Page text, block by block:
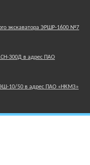
экскаватора ЭРШР-1600 №7
300Д в адрес ПАО
10/50 в адрес ПАО «НКМЗ»